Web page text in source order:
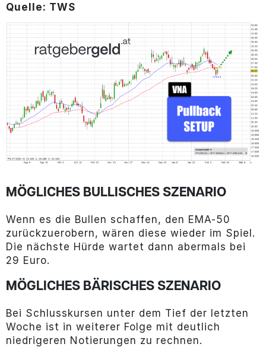
Quelle: TWS
MÖGLICHES BULLISCHES SZENARIO
Wenn es die Bullen schaffen, den EMA-50
zurückzuerobern, wären diese wieder im Spiel.
Die nächste Hürde wartet dann abermals bei
29 Euro.
MÖGLICHES BÄRISCHES SZENARIO
Bei Schlusskursen unter dem Tief der letzten
Woche ist in weiterer Folge mit deutlich
niedrigeren Notierungen zu rechnen.